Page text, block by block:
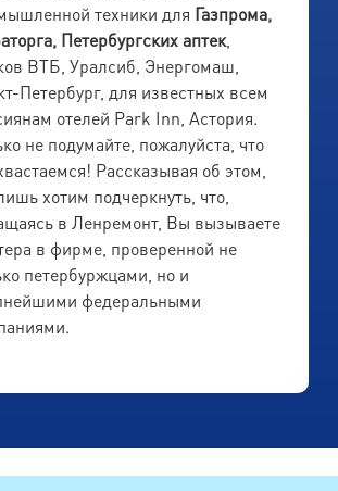
техники для Газпрома,
Петербургских аптек,
ВТБ, Уралсиб, Энергомаш,
Петербург, для известных всем
отелей Park Inn, Астория.
не подумайте, пожалуйста, что
Рассказывая об этом,
хотим подчеркнуть, что,
в Ленремонт, Вы вызываете
в фирме, проверенной не
петербуржцами, но и
федеральными